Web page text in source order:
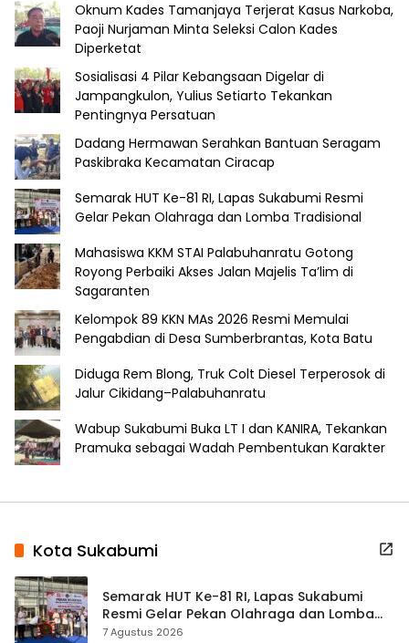
Oknum Kades Tamanjaya Terjerat Kasus Narkoba,
Paoji Nurjaman Minta Seleksi Calon Kades
Diperketat
Sosialisasi 4 Pilar Kebangsaan Digelar di
Jampangkulon, Yulius Setiarto Tekankan
Pentingnya Persatuan
Dadang Hermawan Serahkan Bantuan Seragam
Paskibraka Kecamatan Ciracap
Semarak HUT Ke-81 RI, Lapas Sukabumi Resmi
Gelar Pekan Olahraga dan Lomba Tradisional
Mahasiswa KKM STAI Palabuhanratu Gotong
Royong Perbaiki Akses Jalan Majelis Ta’lim di
Sagaranten
Kelompok 89 KKN MAs 2026 Resmi Memulai
Pengabdian di Desa Sumberbrantas, Kota Batu
Diduga Rem Blong, Truk Colt Diesel Terperosok di
Jalur Cikidang–Palabuhanratu
Wabup Sukabumi Buka LT I dan KANIRA, Tekankan
Pramuka sebagai Wadah Pembentukan Karakter
Kota Sukabumi
Semarak HUT Ke-81 RI, Lapas Sukabumi
Resmi Gelar Pekan Olahraga dan Lomba
Tradisional
7 Agustus 2026